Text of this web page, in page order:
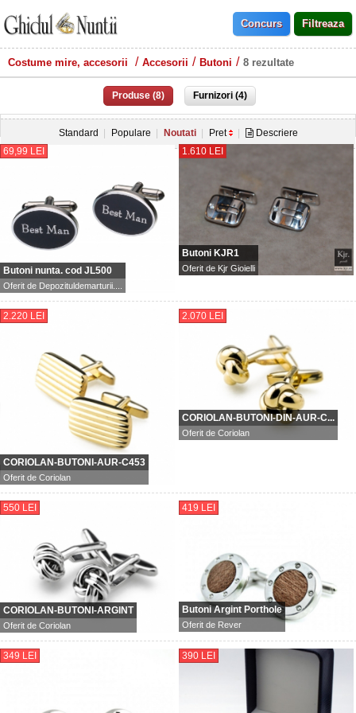
Costume mire, accesorii Accesorii Butoni 8 rezultate
Produse (8) Furnizori (4)
Standard Populare Noutati Pret
Descriere
69,99 LEI
Butoni nunta. cod JL500
Oferit de Depozituldemarturii....
1.610 LEI
Butoni KJR1
Oferit de Kjr Gioielli
2.220 LEI
CORIOLAN-BUTONI-AUR-C453
Oferit de Coriolan
2.070 LEI
CORIOLAN-BUTONI-DIN-AUR-C...
Oferit de Coriolan
550 LEI
CORIOLAN-BUTONI-ARGINT
Oferit de Coriolan
419 LEI
Butoni Argint Porthole
Oferit de Rever
349 LEI 390 LEI